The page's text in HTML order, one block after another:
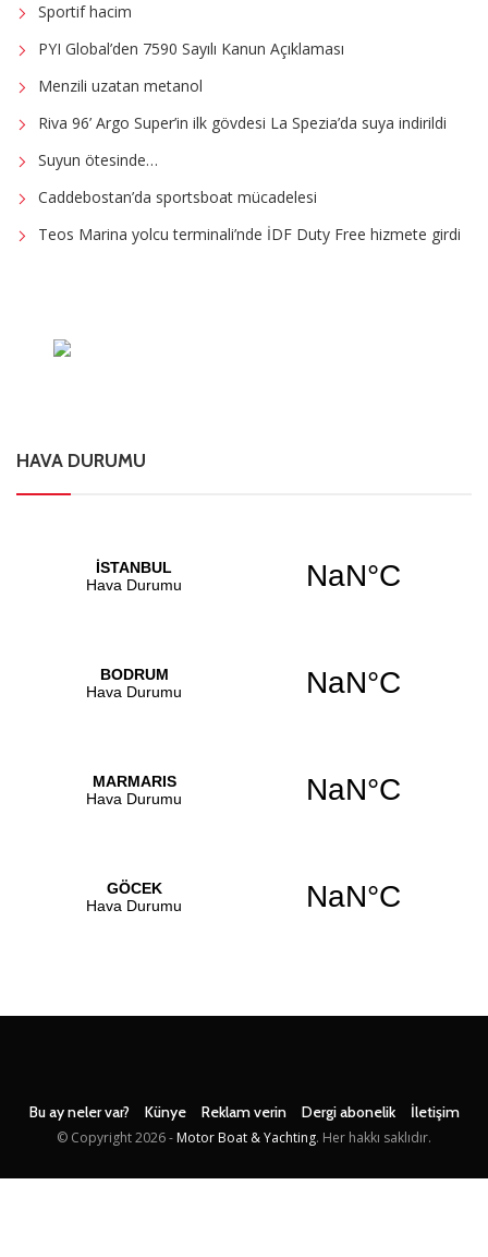
Sportif hacim
PYI Global’den 7590 Sayılı Kanun Açıklaması
Menzili uzatan metanol
Riva 96’ Argo Super’in ilk gövdesi La Spezia’da suya indirildi
Suyun ötesinde…
Caddebostan’da sportsboat mücadelesi
Teos Marina yolcu terminali’nde İDF Duty Free hizmete girdi
HAVA DURUMU
Bu ay neler var? Künye Reklam verin Dergi abonelik İletişim
© Copyright2026 - Motor Boat & Yachting. Her hakkı saklıdır.